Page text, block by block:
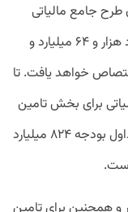
طرح جامع مالیاتی
برای بخش تامین تجهیزات و نرم‌افزار در حدود هزار و ۶۴ میلیارد و
تا
برای بخش تامین
تجهیزات سخت افزاری و نرم‌افزای آن طبق جداول بودجه ۸۲۴ میلیارد